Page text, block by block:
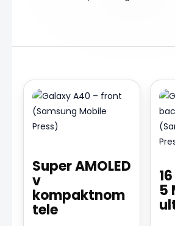
Super AMOLED
v
kompaktnom
tele
5